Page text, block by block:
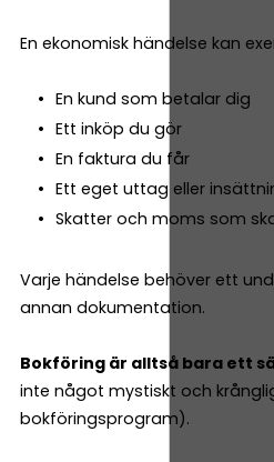
En ekonomisk händelse kan
En kund som betalar dig
Ett inköp du gör
En faktura du får
Ett eget uttag eller
Skatter och moms som
Varje händelse behöver ett
annan dokumentation.
Bokföring är alltså bara ett
inte något mystiskt och
bokföringsprogram).